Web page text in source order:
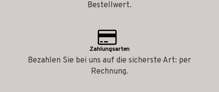
Bestellwert.
Zahlungsarten
Bezahlen Sie bei uns auf die sicherste Art: per
Rechnung.